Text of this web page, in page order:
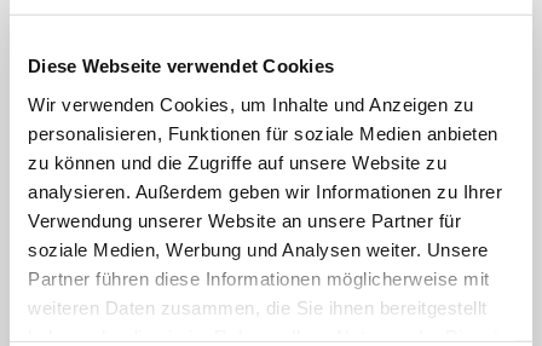
Diese Webseite verwendet Cookies
Wir verwenden Cookies, um Inhalte und Anzeigen zu
personalisieren, Funktionen für soziale Medien anbieten
zu können und die Zugriffe auf unsere Website zu
analysieren. Außerdem geben wir Informationen zu Ihrer
Verwendung unserer Website an unsere Partner für
soziale Medien, Werbung und Analysen weiter. Unsere
Partner führen diese Informationen möglicherweise mit
weiteren Daten zusammen, die Sie ihnen bereitgestellt
Ein Ort der Geschichte und ein Ort der
Doch Schloss Hinterglauchau ist nicht nur ein Ort für
Geschichtsfans, sondern auch ein Ort der Kultur. Bestes
Beispiel: die bevorstehende Veranstaltung „Viva la musica.
Es lebe die Musik!“ Sie bringt Musik- und
Geschichtsliebhaber zusammen und belebt so ab dem 19.
Mai die historischen Hallen mit Konzerten, Führungen und
Vorträgen, aber auch mit Familien- und Ferienangeboten.